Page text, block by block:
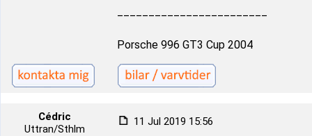
Porsche 996 GT3 Cup 2004
Cédric
Uttran/Sthlm
11 Jul 2019 15:56